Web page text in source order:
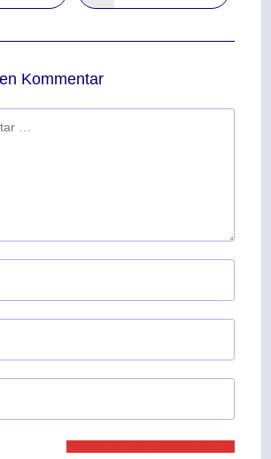
Kommentar